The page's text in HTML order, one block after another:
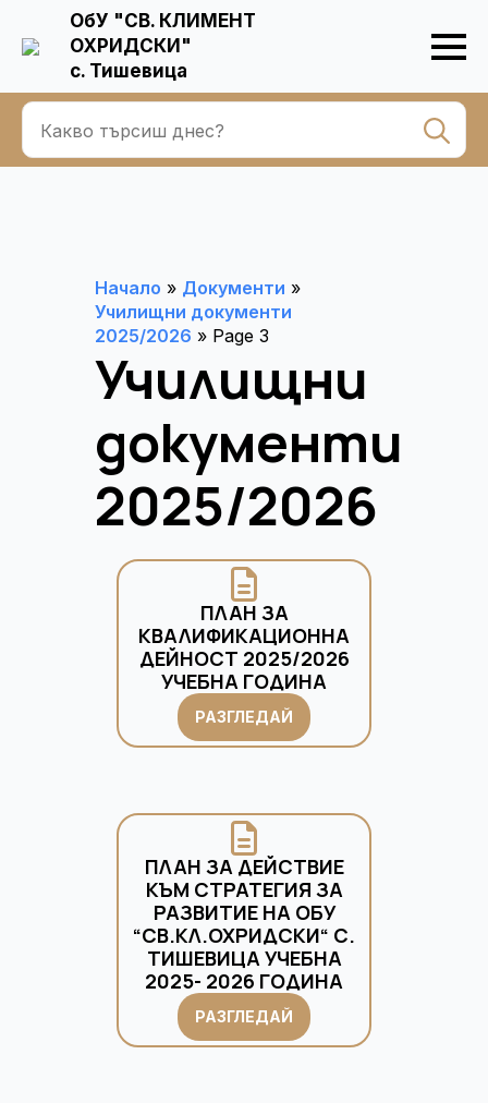
ОбУ "СВ. КЛИМЕНТ
ОХРИДСКИ"
с. Тишевица
Начало » Документи »
Училищни документи
2025/2026 » Page 3
Училищни
документи
2025/2026
ПЛАН ЗА
КВАЛИФИКАЦИОННА
ДЕЙНОСТ 2025/2026
УЧЕБНА ГОДИНА
РАЗГЛЕДАЙ
ПЛАН ЗА ДЕЙСТВИЕ
КЪМ СТРАТЕГИЯ ЗА
РАЗВИТИЕ НА ОБУ
“СВ.КЛ.ОХРИДСКИ“ С.
ТИШЕВИЦА УЧЕБНА
2025- 2026 ГОДИНА
РАЗГЛЕДАЙ